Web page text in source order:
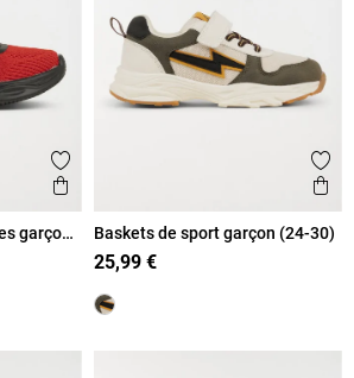
Ajouter aux favoris
Aperçu rapide
garçon
Baskets de sport garçon (24-30)
25,99 €